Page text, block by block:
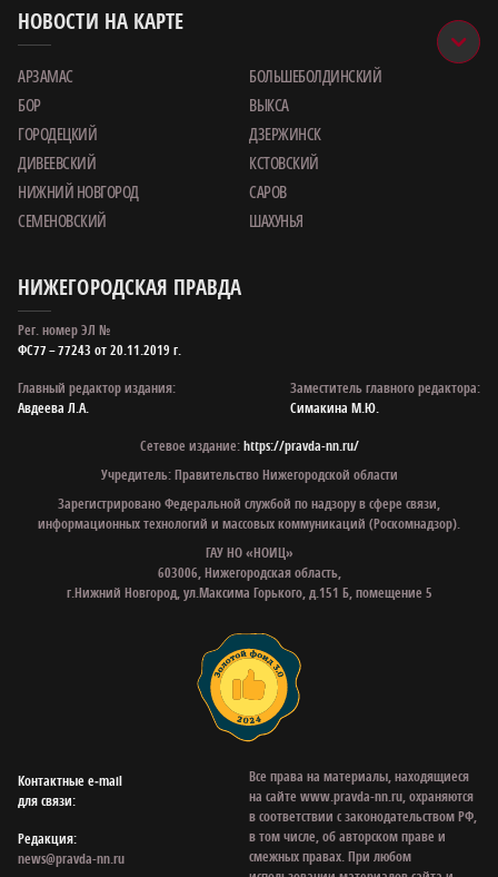
НОВОСТИ НА КАРТЕ
АРЗАМАС
БОЛЬШЕБОЛДИНСКИЙ
БОР
ВЫКСА
ГОРОДЕЦКИЙ
ДЗЕРЖИНСК
ДИВЕЕВСКИЙ
КСТОВСКИЙ
НИЖНИЙ НОВГОРОД
САРОВ
СЕМЕНОВСКИЙ
ШАХУНЬЯ
НИЖЕГОРОДСКАЯ ПРАВДА
Рег. номер ЭЛ №
ФС77 – 77243 от 20.11.2019 г.
Главный редактор издания:
Авдеева Л.А.
Заместитель главного редактора:
Симакина М.Ю.
Сетевое издание:https://pravda-nn.ru/
Учредитель: Правительство Нижегородской области
Зарегистрировано Федеральной службой по надзору в сфере связи,
информационных технологий и массовых коммуникаций (Роскомнадзор).
ГАУ НО «НОИЦ»
603006, Нижегородская область,
г.Нижний Новгород, ул.Максима Горького, д.151 Б, помещение 5
Контактные e‑mail
для связи:
Редакция:
news@pravda-nn.ru
Все права на материалы, находящиеся
на сайте www.pravda-nn.ru, охраняются
в соответствии с законодательством РФ,
в том числе, об авторском праве и
смежных правах. При любом